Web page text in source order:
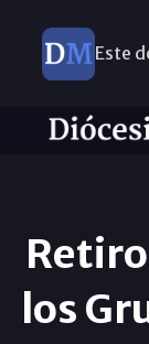
Este
los